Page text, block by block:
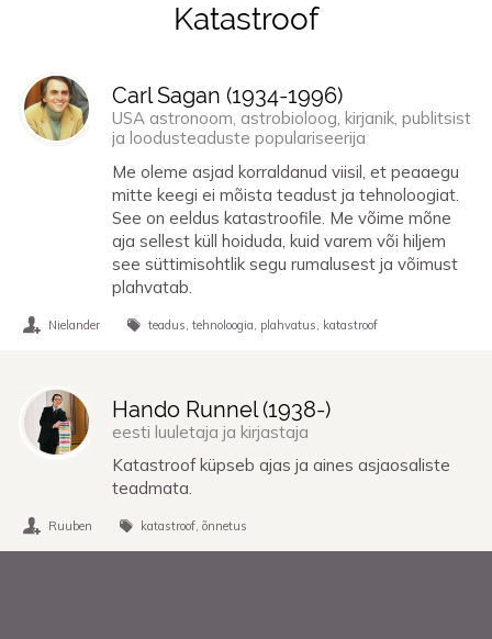
Tsitaadid teemalkatastroof
Katastroof
Carl Sagan (1934-1996)
USA astronoom, astrobioloog, kirjanik, publitsist
ja loodusteaduste populariseerija
Me oleme asjad korraldanud viisil, et peaaegu
mitte keegi ei mõista teadust ja tehnoloogiat.
See on eeldus katastroofile. Me võime mõne
aja sellest küll hoiduda, kuid varem või hiljem
see süttimisohtlik segu rumalusest ja võimust
plahvatab.
Nielander teadus tehnoloogia plahvatus katastroof
Hando Runnel (1938-)
eesti luuletaja ja kirjastaja
Katastroof küpseb ajas ja aines asjaosaliste
teadmata.
Ruuben katastroof õnnetus